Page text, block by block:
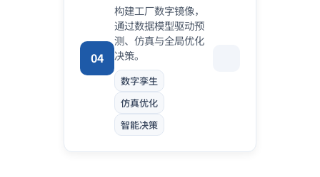
04
构建工厂数字镜像，
通过数据模型驱动预
测、仿真与全局优化
决策。
数字孪生
仿真优化
智能决策